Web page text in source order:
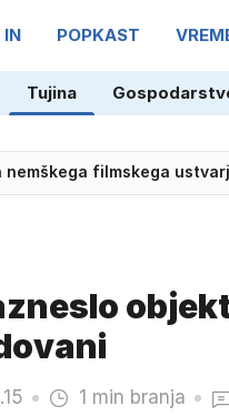
IN POPKAST
Tujina
nemškega filmskega
1 min branja